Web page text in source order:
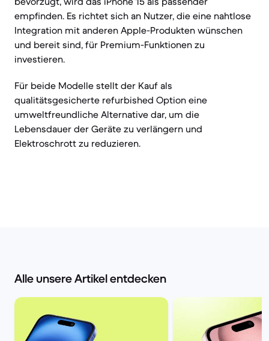
empfinden. Es richtet sich an Nutzer, die eine nahtlose
Integration mit anderen Apple-Produkten wünschen
und bereit sind, für Premium-Funktionen zu
investieren.
Für beide Modelle stellt der Kauf als
qualitätsgesicherte refurbished Option eine
umweltfreundliche Alternative dar, um die
Lebensdauer der Geräte zu verlängern und
Elektroschrott zu reduzieren.
Alle unsere Artikel entdecken